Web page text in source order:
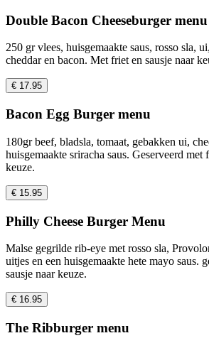
Double Bacon Cheeseburger menu
250 gr vlees, huisgemaakte saus, rosso sla,
cheddar en bacon. Met friet en sausje naar
€ 17.95
Bacon Egg Burger menu
180gr beef, bladsla, tomaat, gebakken ui,
huisgemaakte sriracha saus. Geserveerd met
keuze.
€ 15.95
Philly Cheese Burger Menu
Malse gegrilde rib-eye met rosso sla,
uitjes en een huisgemaakte hete mayo saus.
sausje naar keuze.
€ 16.95
The Ribburger menu